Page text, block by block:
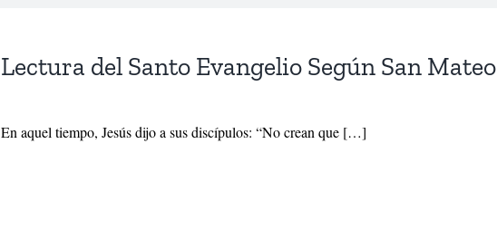
Lectura del Santo Evangelio Según San Mateo
En aquel tiempo, Jesús dijo a sus discípulos: “No crean que […]